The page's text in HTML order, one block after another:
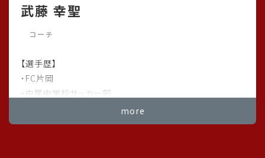
#足立区フットサルスクール
#足立区ママ
#足立区梅島
#足立区竹の塚
#足立区花畑
#足立区鹿浜
武藤 幸聖
コーチ
【選手歴】
・FC片岡
・中尾中学校サッカー部
more